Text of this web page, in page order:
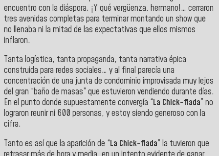
encuentro con la diáspora. ¡Y qué vergüenza, hermano!… cerraron
tres avenidas completas para terminar montando un show que
no llenaba ni la mitad de las expectativas que ellos mismos
inflaron.
Tanta logística, tanta propaganda, tanta narrativa épica
construida para redes sociales… y al final parecía una
concentración de una junta de condominio improvisada muy lejos
del gran “baño de masas” que estuvieron vendiendo durante días.
En el punto donde supuestamente convergía “La Chick-flada” no
lograron reunir ni 600 personas, y estoy siendo generoso con la
cifra.
Tanto es así que la aparición de “La Chick-flada” la tuvieron que